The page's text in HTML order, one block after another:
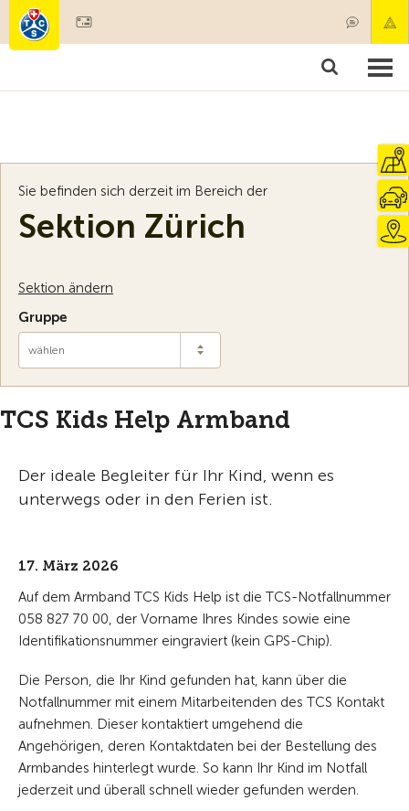
Mitgliedschaft & Leistungen
Sie befinden sich derzeit im Bereich der
Sektion Zürich
Sektion ändern
Gruppe
wählen
TCS Kids Help Armband
Der ideale Begleiter für Ihr Kind, wenn es
unterwegs oder in den Ferien ist.
17. März 2026
Auf dem Armband TCS Kids Help ist die TCS-Notfallnummer
058 827 70 00, der Vorname Ihres Kindes sowie eine
Identifikationsnummer eingraviert (kein GPS-Chip).
Die Person, die Ihr Kind gefunden hat, kann über die
Notfallnummer mit einem Mitarbeitenden des TCS Kontakt
aufnehmen. Dieser kontaktiert umgehend die
Angehörigen, deren Kontaktdaten bei der Bestellung des
Armbandes hinterlegt wurde. So kann Ihr Kind im Notfall
jederzeit und überall schnell wieder gefunden werden.